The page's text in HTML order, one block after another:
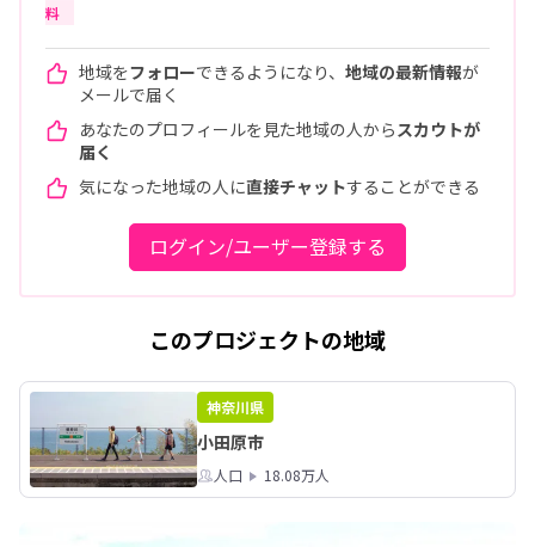
料
地域をフォローできるようになり、 地域の最新情報が
メールで届く
あなたのプロフィールを見た地域の人から スカウトが
届く
気になった地域の人に直接チャットすることができる
ログイン/ユーザー登録する
このプロジェクトの地域
神奈川県
小田原市
人口 18.08万人